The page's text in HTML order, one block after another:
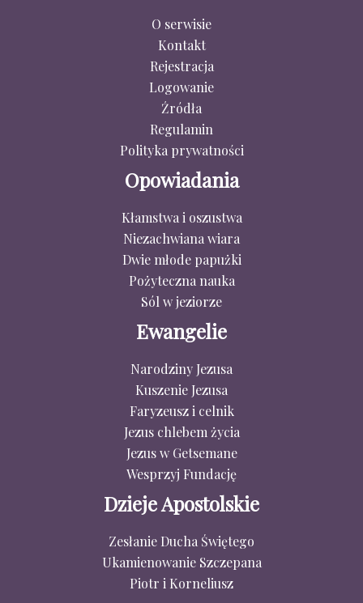
O serwisie
Kontakt
Rejestracja
Logowanie
Źródła
Regulamin
Polityka prywatności
Opowiadania
Kłamstwa i oszustwa
Niezachwiana wiara
Dwie młode papużki
Pożyteczna nauka
Sól w jeziorze
Ewangelie
Narodziny Jezusa
Kuszenie Jezusa
Faryzeusz i celnik
Jezus chlebem życia
Jezus w Getsemane
Wesprzyj Fundację
Dzieje Apostolskie
Zesłanie Ducha Świętego
Ukamienowanie Szczepana
Piotr i Korneliusz